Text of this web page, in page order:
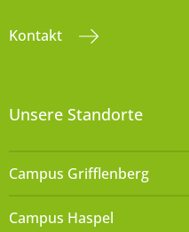
Kontakt
Unsere Standorte
Campus Grifflenberg
Campus Haspel